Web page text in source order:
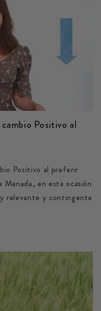
Positivo al
Positivo al preferir
en esta ocasión
relevante y contingente